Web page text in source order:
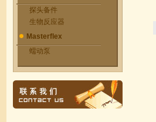
探头备件
生物反应器
Masterflex
蠕动泵